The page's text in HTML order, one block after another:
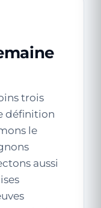
trois
définition
le
aussi